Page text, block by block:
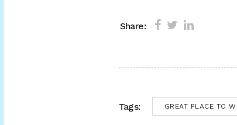
Share:
Tags: GREAT PLACE TO